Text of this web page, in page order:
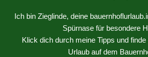
Ich bin Zieglinde, deine
Spürnase für besondere
Klick dich durch meine Tipps und
Urlaub auf dem